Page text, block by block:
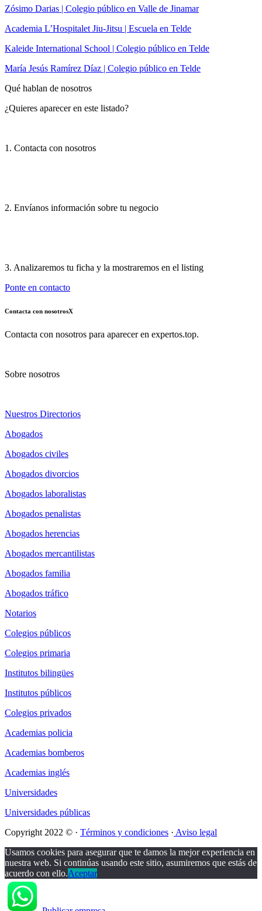
Zósimo Darias | Colegio público en Valle de Jinamar
Academia L’Hospitalet Jiu-Jitsu | Escuela en Telde
Kaleide International School | Colegio público en Telde
María Jesús Ramírez Díaz | Colegio público en Telde
Qué hablan de nosotros
¿Quieres aparecer en este listado?
1. Contacta con nosotros
2. Envíanos información sobre tu negocio
3. Analizaremos tu ficha y la mostraremos en el listing
Ponte en contacto
Contacta con nosotrosX
Contacta con nosotros para aparecer en expertos.top.
Sobre nosotros
Nuestros Directorios
Abogados
Abogados civiles
Abogados divorcios
Abogados laboralistas
Abogados penalistas
Abogados herencias
Abogados mercantilistas
Abogados familia
Abogados tráfico
Notarios
Colegios públicos
Colegios primaria
Institutos bilingües
Institutos públicos
Colegios privados
Academias policia
Academias bomberos
Academias inglés
Universidades
Universidades públicas
Copyright 2022 © · Términos y condiciones · Aviso legal
Usamos cookies para asegurar que te damos la mejor experiencia en
nuestra web. Si continúas usando este sitio, asumiremos que estás de
acuerdo con ello.Aceptar